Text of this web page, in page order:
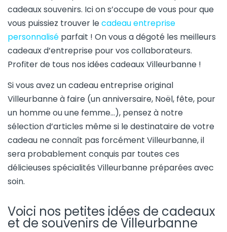
cadeaux souvenirs. Ici on s’occupe de vous pour que
vous puissiez trouver lecadeau entreprise
personnalisé parfait ! On vous a dégoté les meilleurs
cadeaux d’entreprise pour vos collaborateurs.
Profiter de tous nos idées cadeaux Villeurbanne !
Si vous avez un cadeau entreprise original
Villeurbanne à faire (un anniversaire, Noël, fête, pour
un homme ou une femme…), pensez à notre
sélection d’articles même si le destinataire de votre
cadeau ne connaît pas forcément Villeurbanne, il
sera probablement conquis par toutes ces
délicieuses spécialités Villeurbanne préparées avec
soin.
Voici nos petites idées de cadeaux
et de souvenirs de Villeurbanne